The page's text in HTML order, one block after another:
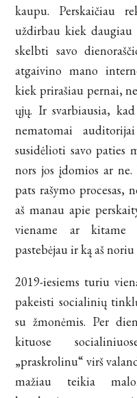
kaupu. Perskaičiau
uždirbau kiek daugiau
skelbti savo
atgaivino mano
kiek prirašiau pernai,
ųjų. Ir svarbiausia,
nematomai
susidėlioti savo paties
nors jos įdomios ar ne.
pats rašymo procesas,
aš manau apie
viename ar kitame
pastebėjau ir ką aš
2019-iesiems turiu
pakeisti socialinių
su žmonėmis. Per
kituose
„praskrolinu“ virš
mažiau teikia